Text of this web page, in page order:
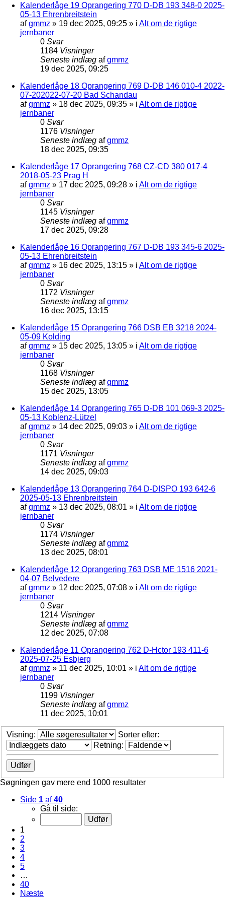
Kalenderlåge 19 Oprangering 770 D-DB 193 348-0 2025-
05-13 Ehrenbreitstein
afgmmz » 19 dec 2025, 09:25 » i Alt om de rigtige
jernbaner
0 Svar
1184 Visninger
Seneste indlæg afgmmz
19 dec 2025, 09:25
Kalenderlåge 18 Oprangering 769 D-DB 146 010-4 2022-
07-202022-07-20 Bad Schandau
afgmmz » 18 dec 2025, 09:35 » i Alt om de rigtige
jernbaner
0 Svar
1176 Visninger
Seneste indlæg afgmmz
18 dec 2025, 09:35
Kalenderlåge 17 Oprangering 768 CZ-CD 380 017-4
2018-05-23 Prag H
afgmmz » 17 dec 2025, 09:28 » i Alt om de rigtige
jernbaner
0 Svar
1145 Visninger
Seneste indlæg afgmmz
17 dec 2025, 09:28
Kalenderlåge 16 Oprangering 767 D-DB 193 345-6 2025-
05-13 Ehrenbreitstein
afgmmz » 16 dec 2025, 13:15 » i Alt om de rigtige
jernbaner
0 Svar
1172 Visninger
Seneste indlæg afgmmz
16 dec 2025, 13:15
Kalenderlåge 15 Oprangering 766 DSB EB 3218 2024-
05-09 Kolding
afgmmz » 15 dec 2025, 13:05 » i Alt om de rigtige
jernbaner
0 Svar
1168 Visninger
Seneste indlæg afgmmz
15 dec 2025, 13:05
Kalenderlåge 14 Oprangering 765 D-DB 101 069-3 2025-
05-13 Koblenz-Lützel
afgmmz » 14 dec 2025, 09:03 » i Alt om de rigtige
jernbaner
0 Svar
1171 Visninger
Seneste indlæg afgmmz
14 dec 2025, 09:03
Kalenderlåge 13 Oprangering 764 D-DISPO 193 642-6
2025-05-13 Ehrenbreitstein
afgmmz » 13 dec 2025, 08:01 » i Alt om de rigtige
jernbaner
0 Svar
1174 Visninger
Seneste indlæg afgmmz
13 dec 2025, 08:01
Kalenderlåge 12 Oprangering 763 DSB ME 1516 2021-
04-07 Belvedere
afgmmz » 12 dec 2025, 07:08 » i Alt om de rigtige
jernbaner
0 Svar
1214 Visninger
Seneste indlæg afgmmz
12 dec 2025, 07:08
Kalenderlåge 11 Oprangering 762 D-Hctor 193 411-6
2025-07-25 Esbjerg
afgmmz » 11 dec 2025, 10:01 » i Alt om de rigtige
jernbaner
0 Svar
1199 Visninger
Seneste indlæg afgmmz
11 dec 2025, 10:01
Visning:
Sorter efter:
Retning:
Søgningen gav mere end 1000 resultater
Side 1 af40
Gå til side:
1
2
3
4
5
…
40
Næste